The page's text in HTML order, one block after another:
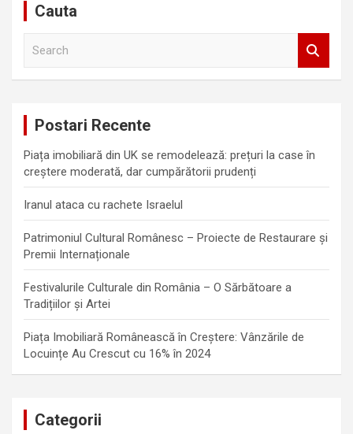
Cauta
Postari Recente
Piața imobiliară din UK se remodelează: prețuri la case în
creștere moderată, dar cumpărătorii prudenți
Iranul ataca cu rachete Israelul
Patrimoniul Cultural Românesc – Proiecte de Restaurare și
Premii Internaționale
Festivalurile Culturale din România – O Sărbătoare a
Tradițiilor și Artei
Piața Imobiliară Românească în Creștere: Vânzările de
Locuințe Au Crescut cu 16% în 2024
Categorii